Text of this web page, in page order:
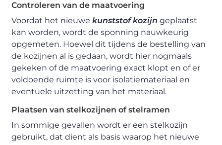
Controleren van de maatvoering
Voordat het nieuwekunststof kozijn geplaatst
kan worden, wordt de sponning nauwkeurig
opgemeten. Hoewel dit tijdens de bestelling van
de kozijnen al is gedaan, wordt hier nogmaals
gekeken of de maatvoering exact klopt en of er
voldoende ruimte is voor isolatiemateriaal en
eventuele uitzetting van het materiaal.
Plaatsen van stelkozijnen of stelramen
In sommige gevallen wordt er een stelkozijn
gebruikt, dat dient als basis waarop het nieuwe